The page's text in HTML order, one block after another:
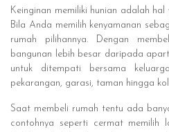
Keinginan memiliki hunian adalah
Bila Anda memilih kenyamanan
rumah pilihannya. Dengan
bangunan lebih besar daripada
untuk ditempati bersama
pekarangan, garasi, taman hingga
Saat membeli rumah tentu ada
contohnya seperti cermat memilih